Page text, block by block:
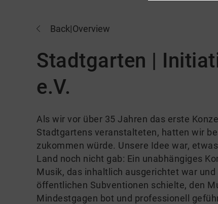
Back|Overview
Stadtgarten |
e.V.
Als wir vor über 35 Jahren das erste
Stadtgartens veranstalteten, hatten wir
zukommen würde. Unsere Idee war,
Land noch nicht gab: Ein unabhängiges
Musik, das inhaltlich ausgerichtet war
öffentlichen Subventionen schielte, den
Mindestgagen bot und professionell